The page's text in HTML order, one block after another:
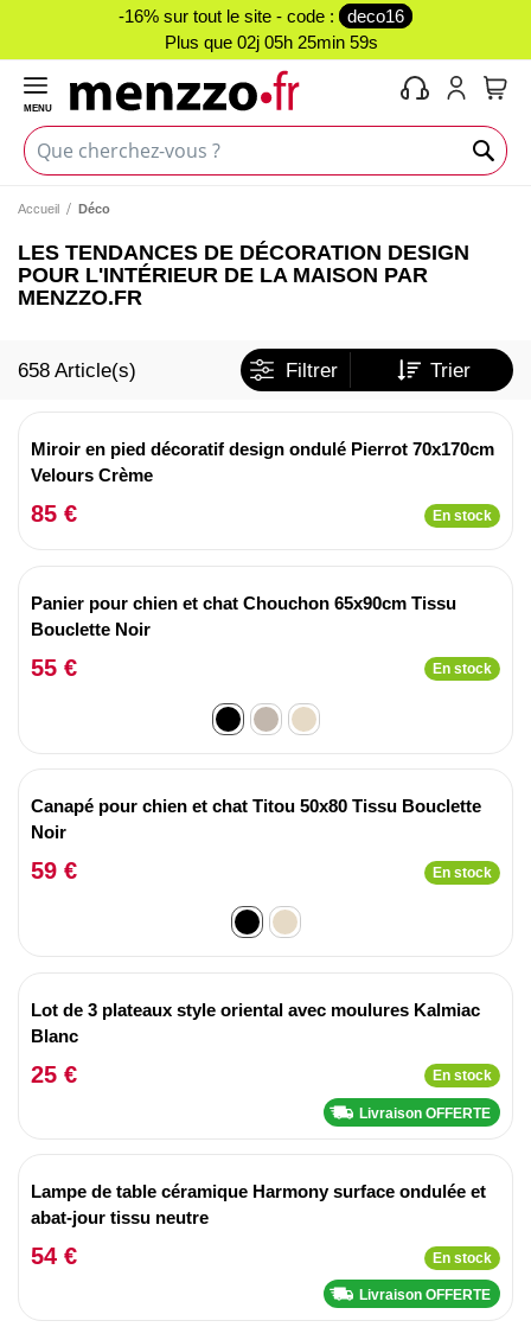
-16% sur tout le site - code :
deco16
Plus que 02j 05h 25min 58s
MENU
Accueil Déco
LES TENDANCES DE DÉCORATION DESIGN
POUR L'INTÉRIEUR DE LA MAISON PAR
MENZZO.FR
658 Article(s) Filtrer Trier
Miroir en pied décoratif design ondulé Pierrot 70x170cm
Velours Crème
85 € En stock
Panier pour chien et chat Chouchon 65x90cm Tissu
Bouclette Noir
55 € En stock
Canapé pour chien et chat Titou 50x80 Tissu Bouclette
Noir
59 € En stock
Lot de 3 plateaux style oriental avec moulures Kalmiac
Blanc
25 € En stock
Livraison OFFERTE
Lampe de table céramique Harmony surface ondulée et
abat-jour tissu neutre
54 € En stock
Livraison OFFERTE